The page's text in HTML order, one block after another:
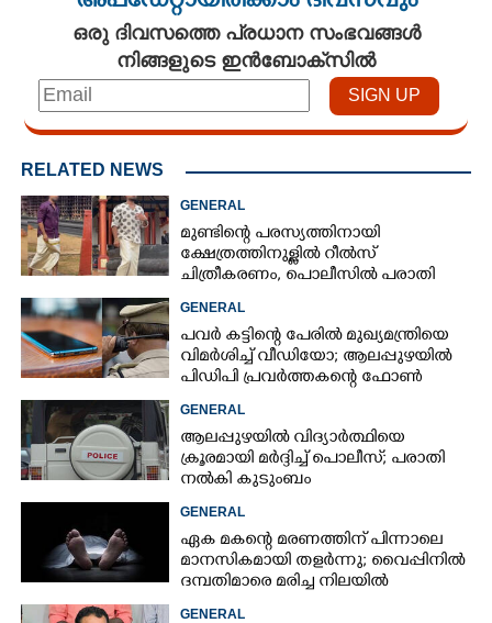
ഒരു ദിവസത്തെ പ്രധാന സംഭവങ്ങൾ
നിങ്ങളുടെ ഇൻബോക്സിൽ
RELATED NEWS
GENERAL
മുണ്ടിന്റെ പരസ്യത്തിനായി
ക്ഷേത്രത്തിനുള്ളിൽ റീൽസ്
ചിത്രീകരണം, പൊലീസിൽ പരാതി
GENERAL
പവർ കട്ടിന്റെ പേരിൽ മുഖ്യമന്ത്രിയെ
വിമർശിച്ച് വീഡിയോ; ആലപ്പുഴയിൽ
പിഡിപി പ്രവർത്തകന്റെ ഫോൺ
GENERAL
ആലപ്പുഴയിൽ വിദ്യാർത്ഥിയെ
ക്രൂരമായി മർദ്ദിച്ച് പൊലീസ്; പരാതി
നൽകി കുടുംബം
GENERAL
ഏക മകന്റെ മരണത്തിന് പിന്നാലെ
മാനസികമായി തളർന്നു; വൈപ്പിനിൽ
ദമ്പതിമാരെ മരിച്ച നിലയിൽ
GENERAL